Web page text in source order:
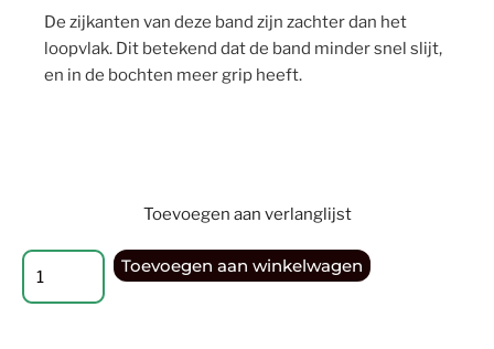
De zijkanten van deze band zijn zachter dan het
loopvlak. Dit betekend dat de band minder snel slijt,
en in de bochten meer grip heeft.
Toevoegen aan verlanglijst
Toevoegen aan winkelwagen